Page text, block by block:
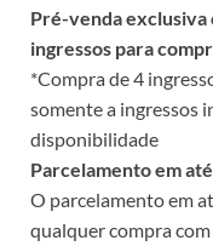
Pré-venda exclusiva
ingressos para
*Compra de 4
somente a ingressos
disponibilidade
Parcelamento em
O parcelamento em
qualquer compra